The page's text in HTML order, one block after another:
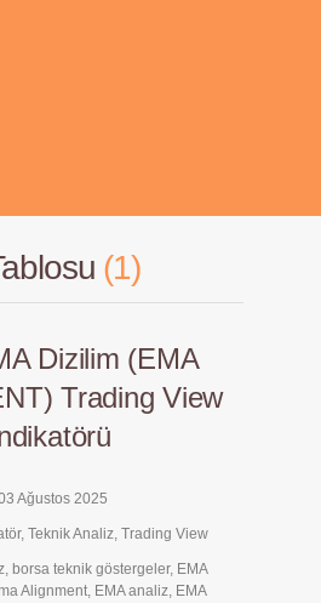
1
Dizilim (EMA
Trading View
Ağustos 2025
, Teknik Analiz, Trading View
, borsa teknik göstergeler, EMA
Alignment, EMA analiz, EMA